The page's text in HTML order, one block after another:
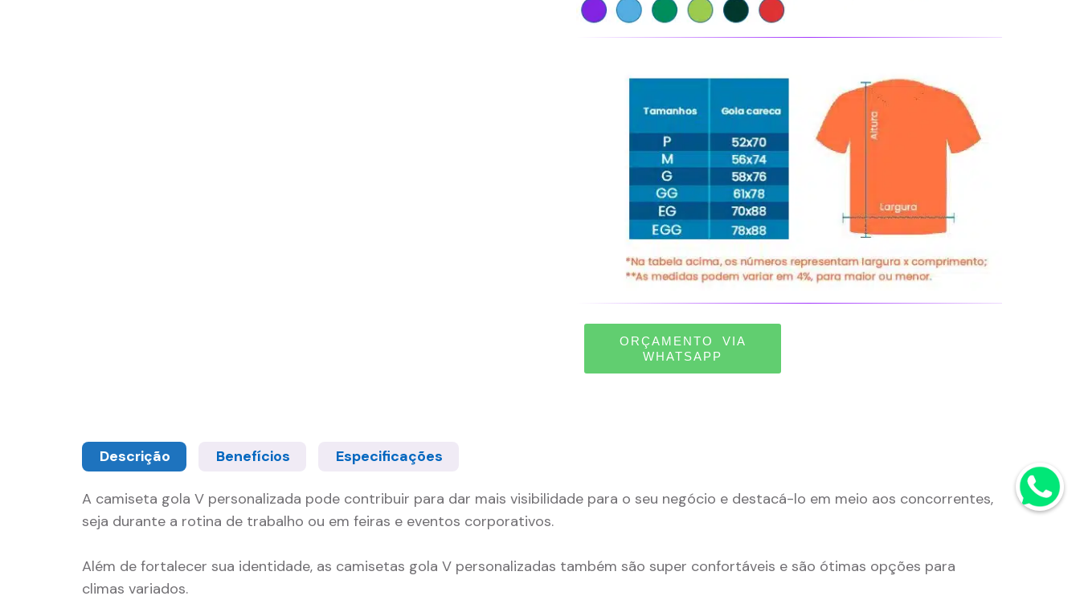
ORÇAMENTO VIA
WHATSAPP
Descrição Benefícios Especificações
A camiseta gola V personalizada pode contribuir para dar mais visibilidade para o seu negócio e destacá-lo em meio aos concorrentes,
seja durante a rotina de trabalho ou em feiras e eventos corporativos.
Além de fortalecer sua identidade, as camisetas gola V personalizadas também são super confortáveis e são ótimas opções para
climas variados.